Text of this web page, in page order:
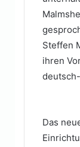
Steffen
ihren
Das